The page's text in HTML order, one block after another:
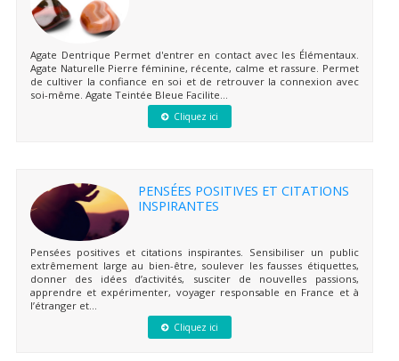
Agate Dentrique Permet d'entrer en contact avec les Élémentaux.
Agate Naturelle Pierre féminine, récente, calme et rassure. Permet
de cultiver la confiance en soi et de retrouver la connexion avec
soi-même. Agate Teintée Bleue Facilite...
Cliquez ici
PENSÉES POSITIVES ET CITATIONS
INSPIRANTES
Pensées positives et citations inspirantes. Sensibiliser un public
extrêmement large au bien-être, soulever les fausses étiquettes,
donner des idées d’activités, susciter de nouvelles passions,
apprendre et expérimenter, voyager responsable en France et à
l’étranger et...
Cliquez ici